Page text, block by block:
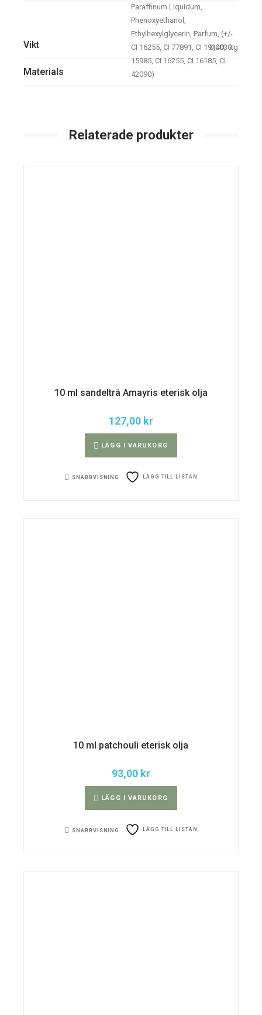
Vikt 0,003 kg
Materials
Paraffinum Liquidum,
Phenoxyethanol,
Ethylhexylglycerin, Parfum, (+/-
CI 16255, CI 77891, CI 19140, CI
15985, CI 16255, CI 16185, CI
42090)
Relaterade produkter
10 ml sandelträ Amayris eterisk olja
127,00 kr
LÄGG I VARUKORG
SNABBVISNING LÄGG TILL LISTAN
10 ml patchouli eterisk olja
93,00 kr
LÄGG I VARUKORG
SNABBVISNING LÄGG TILL LISTAN